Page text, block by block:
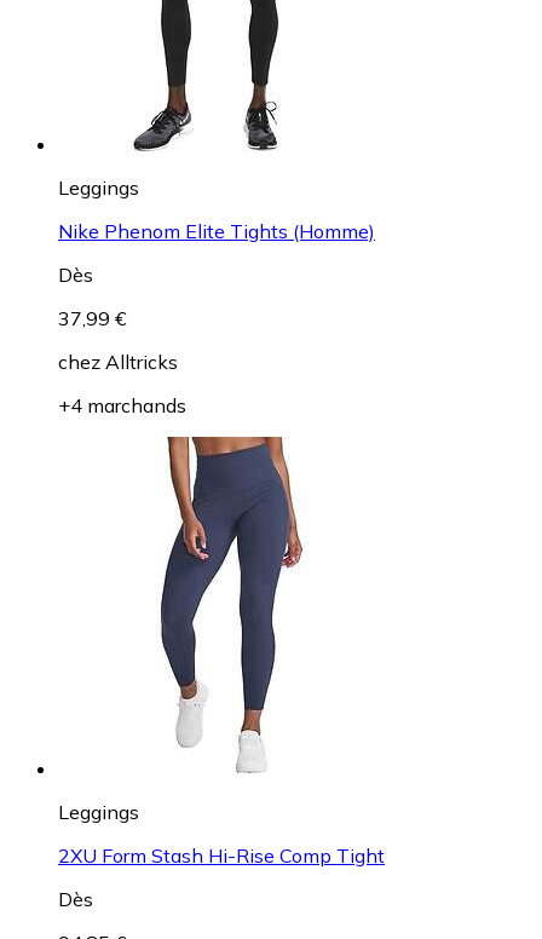
Leggings
Nike Phenom Elite Tights (Homme)
Dès
37,99 €
chez Alltricks
+4 marchands
Leggings
2XU Form Stash Hi-Rise Comp Tight
Dès